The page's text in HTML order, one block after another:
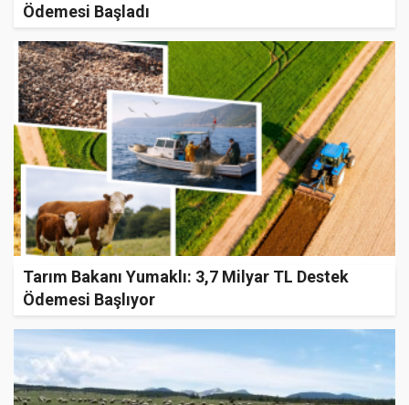
Ödemesi Başladı
Tarım Bakanı Yumaklı: 3,7 Milyar TL Destek
Ödemesi Başlıyor